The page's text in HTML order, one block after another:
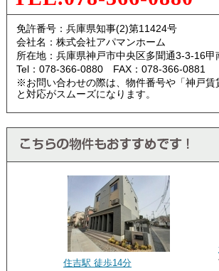
免許番号：兵庫県知事(2)第11424号
会社名：株式会社アパマンホーム
所在地：兵庫県神戸市中央区多聞通3-3-16甲
Tel：078-366-0880 FAX：078-366-0881
※お問い合わせの際は、物件番号や「神戸賃
と対応がスムーズになります。
住吉駅 徒歩14分